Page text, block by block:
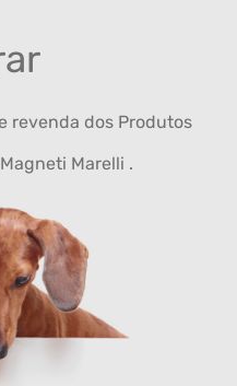
revenda dos Produtos
Marelli .